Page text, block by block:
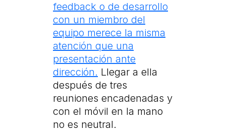
feedback o de desarrollo
con un miembro del
equipo merece la misma
atención que una
presentación ante
dirección. Llegar a ella
después de tres
reuniones encadenadas y
con el móvil en la mano
no es neutral.